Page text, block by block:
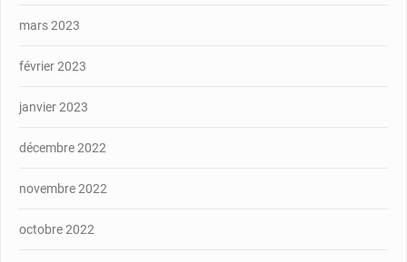
mars 2023
février 2023
janvier 2023
décembre 2022
novembre 2022
octobre 2022